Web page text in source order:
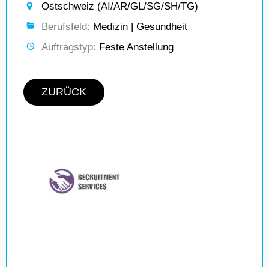
Ostschweiz (AI/AR/GL/SG/SH/TG)
Berufsfeld: Medizin | Gesundheit
Auftragstyp: Feste Anstellung
ZURÜCK